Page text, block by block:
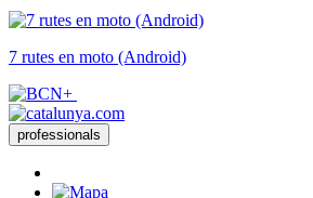
7 rutes en moto (Android)
professionals